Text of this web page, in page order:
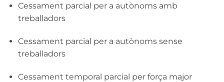
Cessament parcial per a autònoms amb
treballadors
Cessament parcial per a autònoms sense
treballadors
Cessament temporal parcial per força major